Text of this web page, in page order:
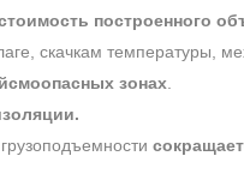
построенного
скачкам температуры,
зонах